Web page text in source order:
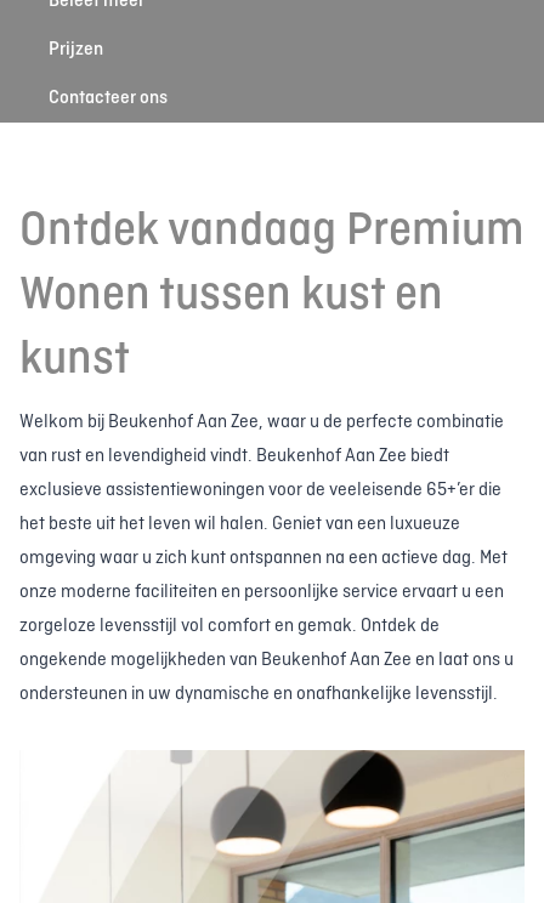
Prijzen
Contacteer ons
Ontdek vandaag Premium
Wonen tussen kust en
kunst
Welkom bij Beukenhof Aan Zee, waar u de perfecte combinatie
van rust en levendigheid vindt. Beukenhof Aan Zee biedt
exclusieve assistentiewoningen voor de veeleisende 65+’er die
het beste uit het leven wil halen. Geniet van een luxueuze
omgeving waar u zich kunt ontspannen na een actieve dag. Met
onze moderne faciliteiten en persoonlijke service ervaart u een
zorgeloze levensstijl vol comfort en gemak. Ontdek de
ongekende mogelijkheden van Beukenhof Aan Zee en laat ons u
ondersteunen in uw dynamische en onafhankelijke levensstijl.